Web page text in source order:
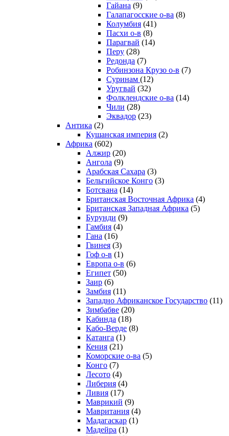
Гайана (9)
Галапагосские о-ва (8)
Колумбия (41)
Пасхи о-в (8)
Парагвай (14)
Перу (28)
Редонда (7)
Робинзона Крузо о-в (7)
Суринам (12)
Уругвай (32)
Фолклендские о-ва (14)
Чили (28)
Эквадор (23)
Антика (2)
Кушанская империя (2)
Африка (602)
Алжир (20)
Ангола (9)
Арабская Сахара (3)
Бельгийское Конго (3)
Ботсвана (14)
Британская Восточная Африка (4)
Британская Западная Африка (5)
Бурунди (9)
Гамбия (4)
Гана (16)
Гвинея (3)
Гоф о-в (1)
Европа о-в (6)
Египет (50)
Заир (6)
Замбия (11)
Западно Африканское Государство (11)
Зимбабве (20)
Кабинда (18)
Кабо-Верде (8)
Катанга (1)
Кения (21)
Коморcкие о-ва (5)
Конго (7)
Лесото (4)
Либерия (4)
Ливия (17)
Маврикий (9)
Мавритания (4)
Мадагаскар (1)
Мадейра (1)